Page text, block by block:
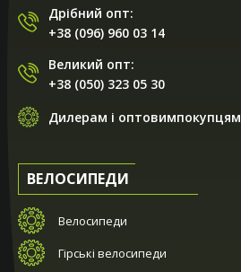
Дрібний опт:
+38 (096) 960 03 14
Великий опт:
+38 (050) 323 05 30
Дилерам і оптовимпокупцям
ВЕЛОСИПЕДИ
Велосипеди
Гірські велосипеди